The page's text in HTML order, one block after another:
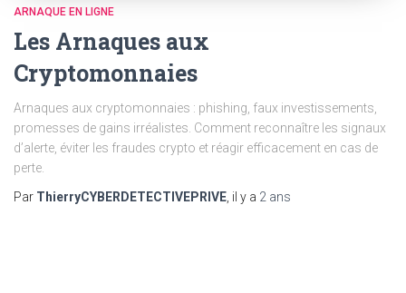
ARNAQUE EN LIGNE
Les Arnaques aux
Cryptomonnaies
Arnaques aux cryptomonnaies : phishing, faux investissements,
promesses de gains irréalistes. Comment reconnaître les signaux
d’alerte, éviter les fraudes crypto et réagir efficacement en cas de
perte.
Par ThierryCYBERDETECTIVEPRIVE, il y a 2 ans